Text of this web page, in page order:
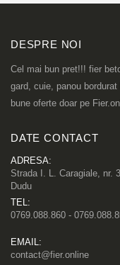
DESPRE NOI
Cel mai bun pret!!! fier
gard, cuie, panou
bune oferte doar pe
DATE CONTACT
ADRESA:
Strada I. L. Caragiale, nr.
Dudu
TEL:
0769.088.860 -
EMAIL:
contact@fier.online